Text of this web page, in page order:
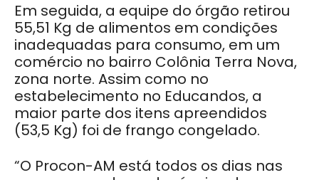
Em seguida, a equipe do órgão retirou
55,51 Kg de alimentos em condições
inadequadas para consumo, em um
comércio no bairro Colônia Terra Nova,
zona norte. Assim como no
estabelecimento no Educandos, a
maior parte dos itens apreendidos
(53,5 Kg) foi de frango congelado.
“O Procon-AM está todos os dias nas